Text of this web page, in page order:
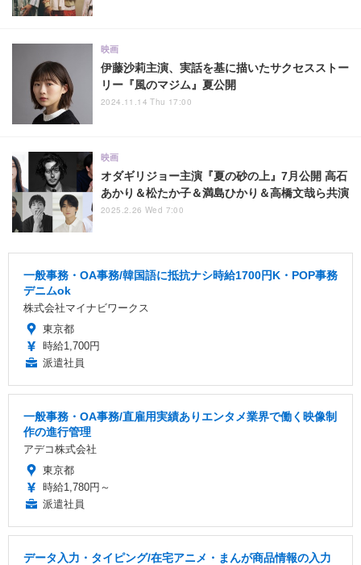
伊藤沙莉主演、実話を基に描いたサクセスストー
リー『風のマジム』夏公開
映画
2024.11.14 Thu 17:00
オダギリジョー主演『夏の砂の上』7月公開 高石
あかり＆松たか子＆満島ひかり＆高橋文哉ら共演
映画
2025.2.26 Wed 7:00
一般事務・OA事務/韓国語に抵抗ナシ時給1700円K・POP事務
デニムok
株式会社マイナビワークス
東京都
時給1,700円
派遣社員
一般事務・OA事務/直雇用実績ありエンタメ業界で働く映像制
作の進行管理
アデコ株式会社
東京都
時給1,780円～
派遣社員
データ入力・タイピング/在宅アニメ・まんが商品情報の入力